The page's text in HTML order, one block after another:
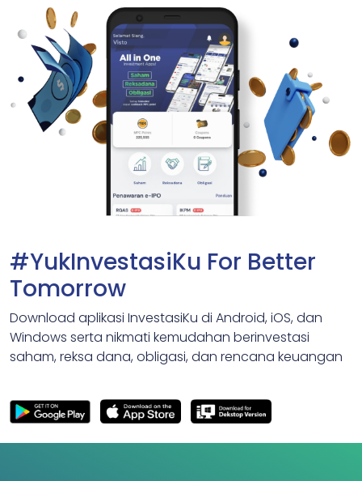
#YukInvestasiKu For Better
Tomorrow
Download aplikasi InvestasiKu di Android, iOS, dan
Windows serta nikmati kemudahan berinvestasi
saham, reksa dana, obligasi, dan rencana keuangan